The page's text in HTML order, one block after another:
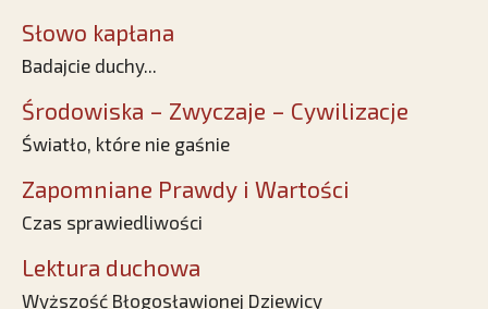
Słowo kapłana
Badajcie duchy...
Środowiska – Zwyczaje – Cywilizacje
Światło, które nie gaśnie
Zapomniane Prawdy i Wartości
Czas sprawiedliwości
Lektura duchowa
Wyższość Błogosławionej Dziewicy